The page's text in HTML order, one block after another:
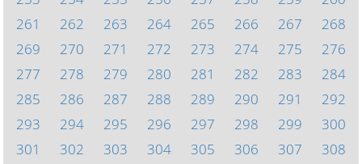
261
262 263 264 265 266 267
268
269
270 271 272 273 274 275
276
277
278 279 280 281 282 283
284
285
286 287 288 289 290 291
292
293
294 295 296 297 298 299
300
301
302 303 304 305 306 307
308